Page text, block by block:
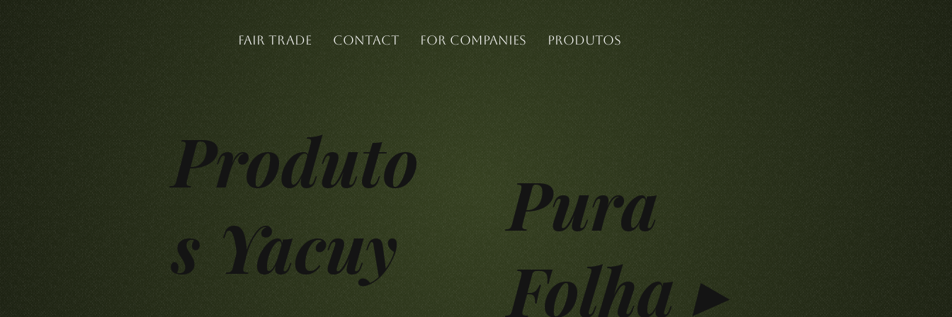
Fair Trade Contact For companies Produtos
Produto
s Yacuy
Pura
Folha ▸